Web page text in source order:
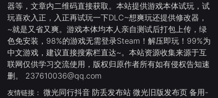
器等，文章内二维码直接获取。本站提供游戏本体试玩，试
玩喜欢入正，入正再试玩一下DLC~想爽玩还提供修改器，
~就是又省又爽。游戏本体均本人亲自测试后打包上传，绿
色免安装，98%的游戏无需登录Steam！解压即玩！99%为
中文游戏，建议直接搜索栏直达~。本站资源收集来源于互
联网仅供学习交流使用，版权归原作者所有如有侵权告知速
删。 237610036@qq.com
友情链接： 微光同行抖音 防丢发布站 微光旧版发布页 备用-